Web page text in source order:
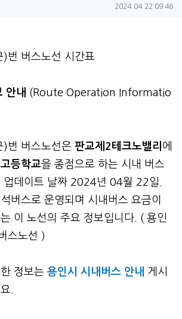
작성일
2024.04.22 09:46
번 버스노선 시간표
안내 (Route Operation Informatio
번 버스노선은 판교제2테크노밸리 에
등학교을 종점으로 하는 시내 버스
업데이트 날짜 2024년 04월 22일.
버스로 운영되며 시내버스 요금이
이 노선의 주요 정보입니다. ( 용인
스노선 )
정보는 용인시 시내버스 안내 게시
.